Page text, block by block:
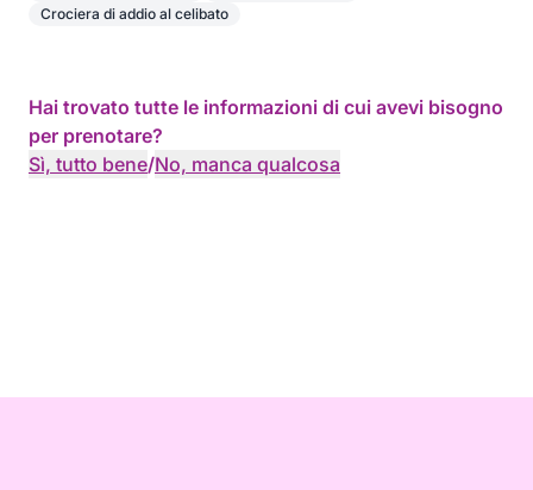
Crociera di addio al celibato
Hai trovato tutte le informazioni di cui avevi bisogno
per prenotare?
Sì, tutto bene/No, manca qualcosa